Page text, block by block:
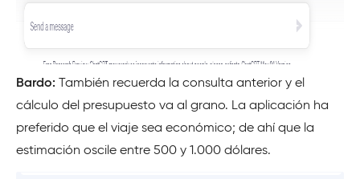
Bardo: También recuerda la consulta anterior y el
cálculo del presupuesto va al grano. La aplicación ha
preferido que el viaje sea económico; de ahí que la
estimación oscile entre 500 y 1.000 dólares.